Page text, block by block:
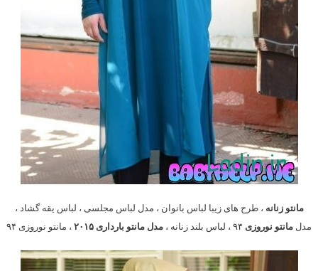
مانتو زنانه ، طرح های زیبا لباس بانوان ، مدل لباس مجلسی ، لباس یقه گشاد ،
مدل مانتو نوروزی مدل مانتو بارداری ۲۰۱۵ ، مانتو نوروزی ۹۴